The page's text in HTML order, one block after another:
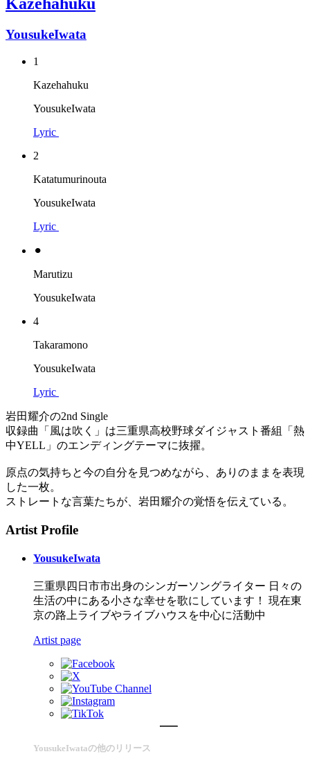
Kazehahuku
YousukeIwata
1
Kazehahuku
YousukeIwata
Lyric
2
Katatumurinouta
YousukeIwata
Lyric
⚫︎
Marutizu
YousukeIwata
4
Takaramono
YousukeIwata
Lyric
岩田耀介の2nd Single
収録曲「風は吹く」は三重県高校野球ダイジャスト番組「熱
中YELL」のエンディングテーマに抜擢。
原点の気持ちと今の自分を見つめながら、ありのままを表現
した一枚。
ストレートな言葉たちが、岩田耀介の覚悟を伝えている。
Artist Profile
YousukeIwata
三重県四日市市出身のシンガーソングライター 日々の
生活の中にある小さな幸せを歌にしています！ 現在東
京の路上ライブやライブハウスを中心に活動中
Artist page
YousukeIwataの他のリリース